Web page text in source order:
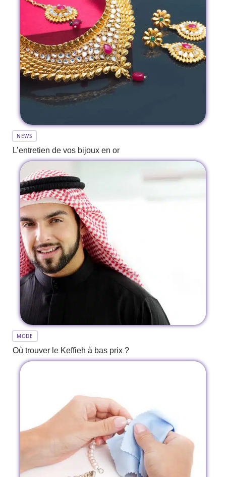
NEWS
L’entretien de vos bijoux en or
MODE
Où trouver le Keffieh à bas prix ?